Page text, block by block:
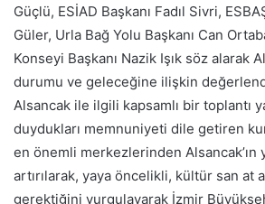
Güçlü, ESİAD Başkanı Fadıl Sivri,
Güler, Urla Bağ Yolu Başkanı Can
Konseyi Başkanı Nazik Işık söz alarak
durumu ve geleceğine ilişkin
Alsancak ile ilgili kapsamlı bir toplantı
duydukları memnuniyeti dile getiren
en önemli merkezlerinden Alsancak’ın
artırılarak, yaya öncelikli, kültür san at
gerektiğini vurgulayarak İzmir